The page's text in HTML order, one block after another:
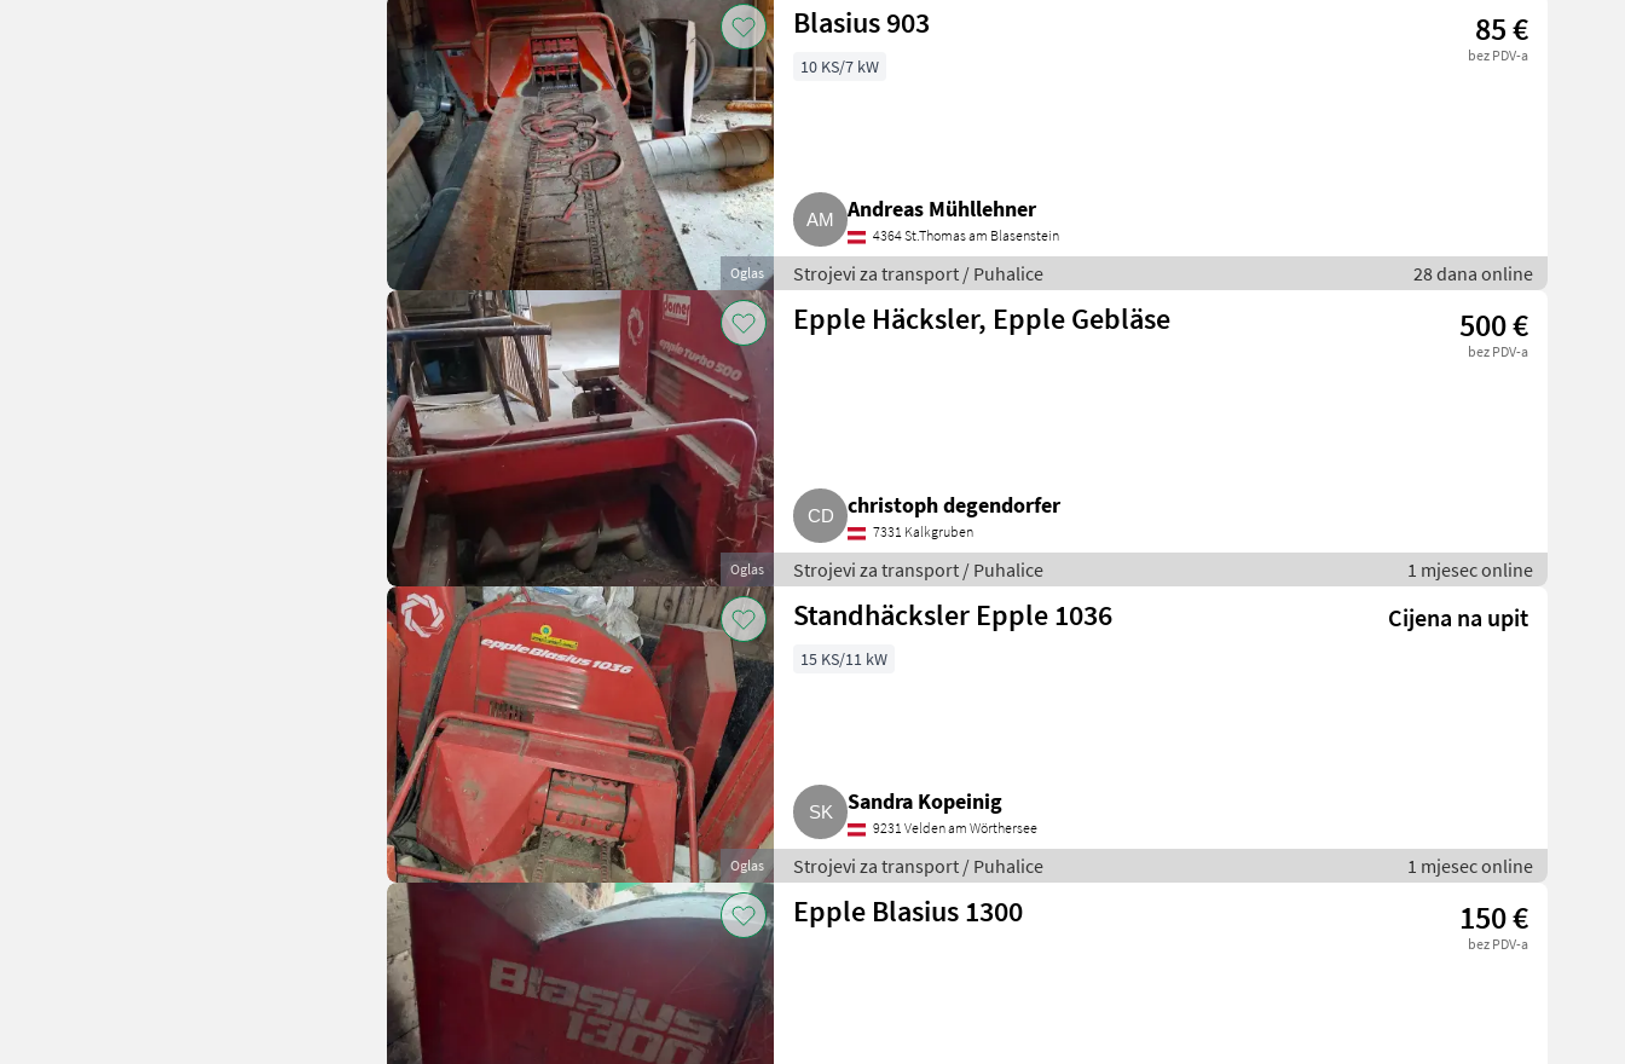
Oglas
Blasius 903 85 €
bez PDV-a
10 KS/7 kW
Andreas Mühllehner
4364 St.Thomas am Blasenstein
Strojevi za transport / Puhalice 28 dana online
Oglas
Epple Häcksler, Epple Gebläse 500 €
bez PDV-a
christoph degendorfer
7331 Kalkgruben
Strojevi za transport / Puhalice 1 mjesec online
Oglas
Standhäcksler Epple 1036 Cijena na upit
15 KS/11 kW
Sandra Kopeinig
9231 Velden am Wörthersee
Strojevi za transport / Puhalice 1 mjesec online
Epple Blasius 1300 150 €
bez PDV-a